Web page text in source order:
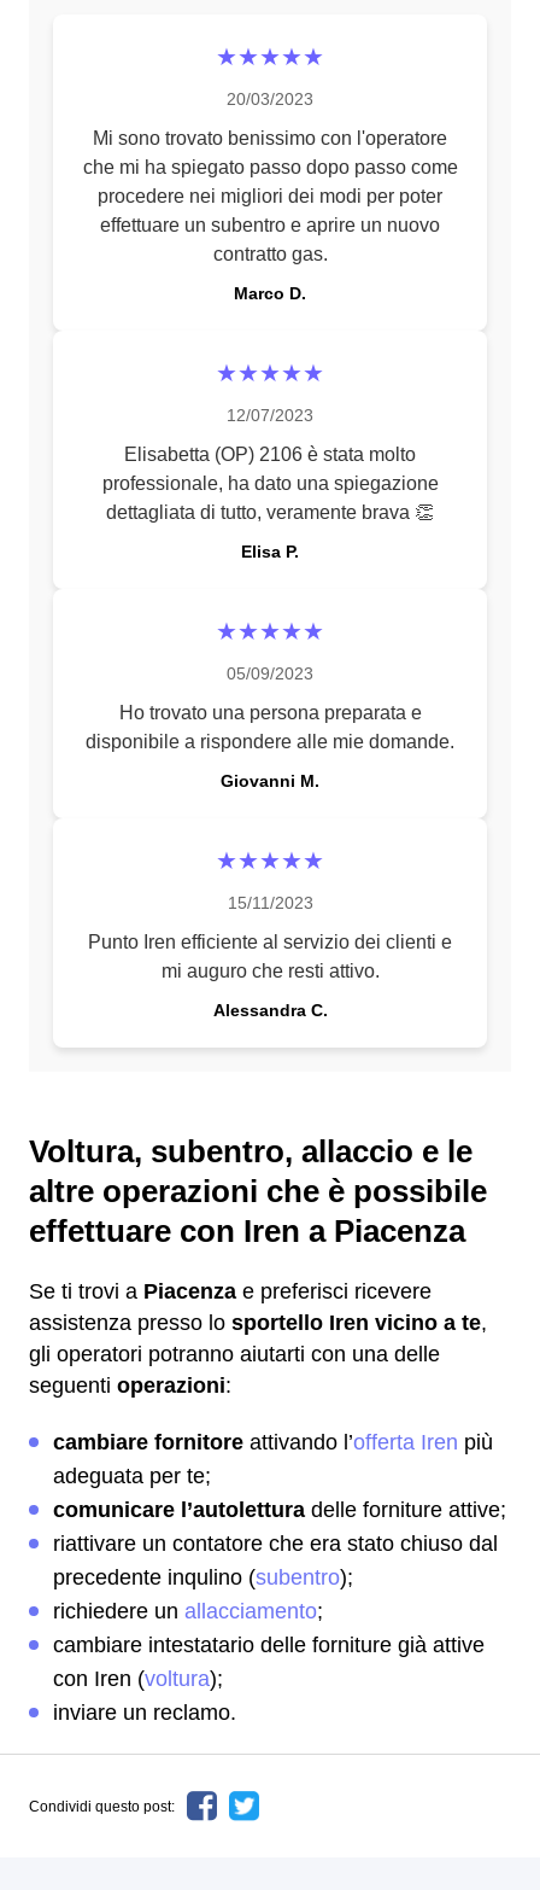
★★★★★
20/03/2023
Mi sono trovato benissimo con l'operatore
che mi ha spiegato passo dopo passo come
procedere nei migliori dei modi per poter
effettuare un subentro e aprire un nuovo
contratto gas.
Marco D.
★★★★★
12/07/2023
Elisabetta (OP) 2106 è stata molto
professionale, ha dato una spiegazione
dettagliata di tutto, veramente brava 👏
Elisa P.
★★★★★
05/09/2023
Ho trovato una persona preparata e
disponibile a rispondere alle mie domande.
Giovanni M.
★★★★★
15/11/2023
Punto Iren efficiente al servizio dei clienti e
mi auguro che resti attivo.
Alessandra C.
Voltura, subentro, allaccio e le
altre operazioni che è possibile
effettuare con Iren a Piacenza
Se ti trovi a Piacenza e preferisci ricevere
assistenza presso lo sportello Iren vicino a te,
gli operatori potranno aiutarti con una delle
seguenti operazioni:
cambiare fornitore attivando l’offerta Iren più
adeguata per te;
comunicare l’autolettura delle forniture attive;
riattivare un contatore che era stato chiuso dal
precedente inqulino (subentro);
richiedere un allacciamento;
cambiare intestatario delle forniture già attive
con Iren (voltura);
inviare un reclamo.
Condividi questo post: